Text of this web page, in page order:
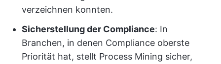
verzeichnen konnten.
Sicherstellung der Compliance: In
Branchen, in denen Compliance oberste
Priorität hat, stellt Process Mining sicher,